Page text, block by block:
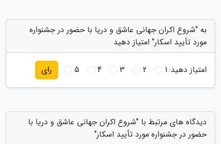
به "شروع اکران جهانی عاشق و دریا با حضور در جشنواره
مورد تأیید اسکار" امتیاز دهید
امتیاز دهید:1
2
3
4
5 رای
دیدگاه های مرتبط با "شروع اکران جهانی عاشق و دریا با
حضور در جشنواره مورد تأیید اسکار"